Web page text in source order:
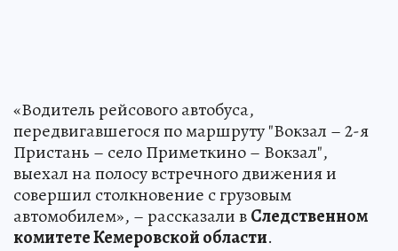
«Водитель рейсового автобуса,
передвигавшегося по маршруту "Вокзал – 2-я
Пристань – село Приметкино – Вокзал",
выехал на полосу встречного движения и
совершил столкновение с грузовым
автомобилем», – рассказали вСледственном
комитете Кемеровской области.